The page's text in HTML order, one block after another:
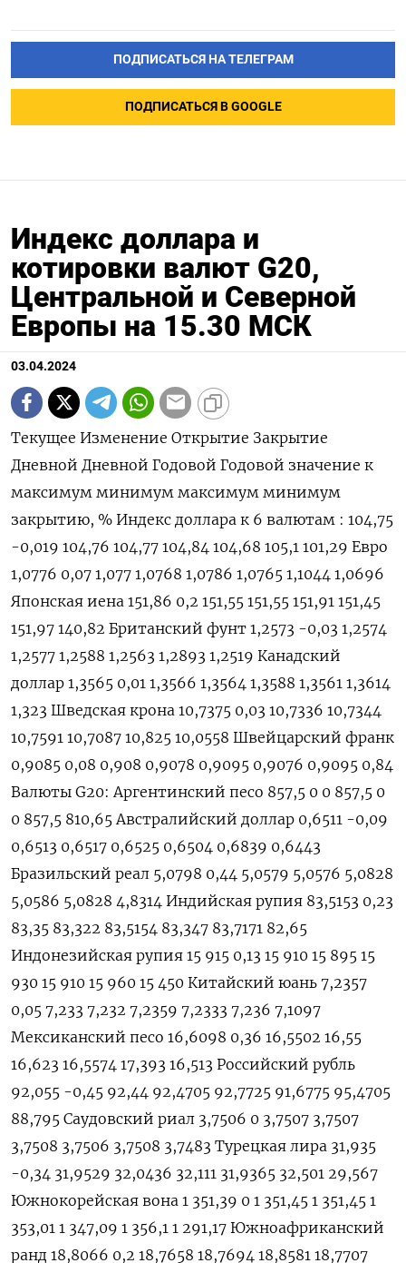
ПОДПИСАТЬСЯ НА ТЕЛЕГРАМ
ПОДПИСАТЬСЯ В GOOGLE
Индекс доллара и
котировки валют G20,
Центральной и Северной
Европы на 15.30 МСК
03.04.2024
Текущее Изменение Открытие Закрытие Дневной Дневной Годовой Годовой значение к максимум минимум максимум минимум закрытию, % Индекс доллара к 6 валютам : 104,75 -0,019 104,76 104,77 104,84 104,68 105,1 101,29 Евро 1,0776 0,07 1,077 1,0768 1,0786 1,0765 1,1044 1,0696 Японская иена 151,86 0,2 151,55 151,55 151,91 151,45 151,97 140,82 Британский фунт 1,2573 -0,03 1,2574 1,2577 1,2588 1,2563 1,2893 1,2519 Канадский доллар 1,3565 0,01 1,3566 1,3564 1,3588 1,3561 1,3614 1,323 Шведская крона 10,7375 0,03 10,7336 10,7344 10,7591 10,7087 10,825 10,0558 Швейцарский франк 0,9085 0,08 0,908 0,9078 0,9095 0,9076 0,9095 0,84 Валюты G20: Аргентинский песо 857,5 0 0 857,5 0 0 857,5 810,65 Австралийский доллар 0,6511 -0,09 0,6513 0,6517 0,6525 0,6504 0,6839 0,6443 Бразильский реал 5,0798 0,44 5,0579 5,0576 5,0828 5,0586 5,0828 4,8314 Индийская рупия 83,5153 0,23 83,35 83,322 83,5154 83,347 83,7171 82,65 Индонезийская рупия 15 915 0,13 15 910 15 895 15 930 15 910 15 960 15 450 Китайский юань 7,2357 0,05 7,233 7,232 7,2359 7,2333 7,236 7,1097 Мексиканский песо 16,6098 0,36 16,5502 16,55 16,623 16,5574 17,393 16,513 Российский рубль 92,055 -0,45 92,44 92,4705 92,7725 91,6775 95,4705 88,795 Саудовский риал 3,7506 0 3,7507 3,7507 3,7508 3,7506 3,7508 3,7483 Турецкая лира 31,935 -0,34 31,9529 32,0436 32,111 31,9365 32,501 29,567 Южнокорейская вона 1 351,39 0 1 351,45 1 351,45 1 353,01 1 347,09 1 356,1 1 291,17 Южноафриканский ранд 18,8066 0,2 18,7658 18,7694 18,8581 18,7707 19,3912 18,2661 Европа: Польский злотый 3,9852 0,1 3,9811 3,9814 3,9908 3,9804 4,0671 3,9073 Чешская крона 23,521 0,21 23,464 23,471 23,525 23,471 23,774 22,308 Венгерский форинт 364,88 -0,39 366,31 366,32 366,7 364,44 368,58 343,35 Норвежская крона 10,8138 -0,18 10,8199 10,8334 10,855 10,8081 10,9731 10,1432